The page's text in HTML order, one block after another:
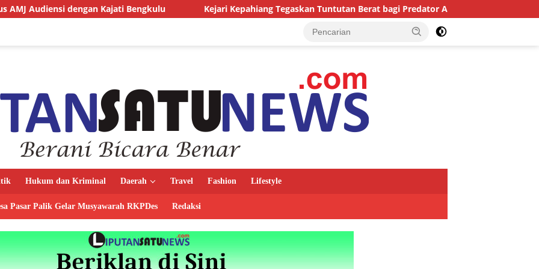
Kajati Bengkulu Kejari Kepahiang Tegaskan Tuntutan Berat bagi Predator Anak, Pelaku Persetubuhan Anak Tiri
Hukum dan Kriminal Daerah Travel Fashion Lifestyle
Pasar Palik Gelar Musyawarah RKPDes Redaksi